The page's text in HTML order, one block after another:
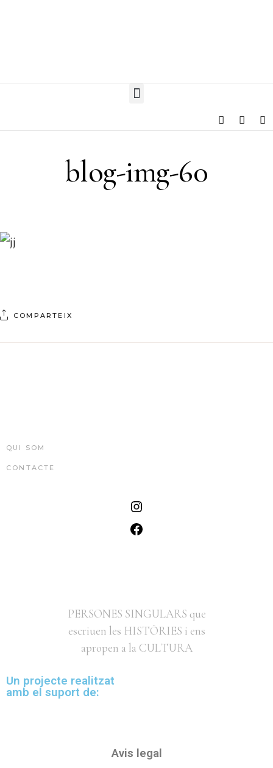
blog-img-60
COMPARTEIX
QUI SOM
CONTACTE
PERSONES SINGULARS que
escriuen les HISTÒRIES i ens
apropen a la CULTURA
Un projecte realitzat
amb el suport de:
Avis legal